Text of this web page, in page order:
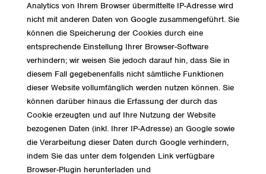
Analytics von Ihrem Browser übermittelte IP-Adresse wird
nicht mit anderen Daten von Google zusammengeführt. Sie
können die Speicherung der Cookies durch eine
entsprechende Einstellung Ihrer Browser-Software
verhindern; wir weisen Sie jedoch darauf hin, dass Sie in
diesem Fall gegebenenfalls nicht sämtliche Funktionen
dieser Website vollumfänglich werden nutzen können. Sie
können darüber hinaus die Erfassung der durch das
Cookie erzeugten und auf Ihre Nutzung der Website
bezogenen Daten (inkl. Ihrer IP-Adresse) an Google sowie
die Verarbeitung dieser Daten durch Google verhindern,
indem Sie das unter dem folgenden Link verfügbare
Browser-Plugin herunterladen und